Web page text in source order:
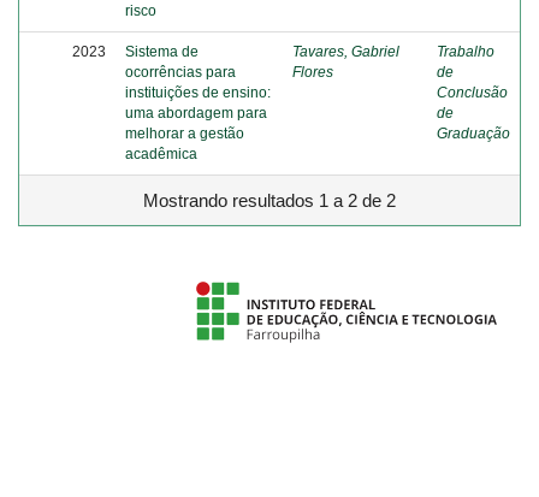
risco
2023
Sistema de
ocorrências para
instituições de ensino:
uma abordagem para
melhorar a gestão
acadêmica
Tavares, Gabriel
Flores
Trabalho
de
Conclusão
de
Graduação
Mostrando resultados 1 a 2 de 2